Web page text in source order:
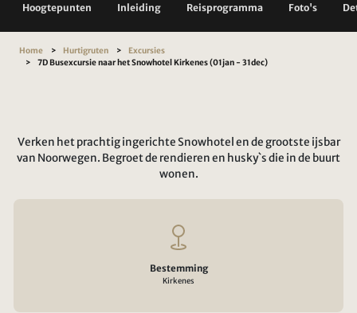
Hoogtepunten Inleiding Reisprogramma Foto's
Home Hurtigruten
Excursies
7D Busexcursie naar het Snowhotel Kirkenes (01jan - 31dec)
Verken het prachtig ingerichte Snowhotel en de grootste ijsbar
van Noorwegen. Begroet de rendieren en husky`s die in de buurt
wonen.
Bestemming
Kirkenes